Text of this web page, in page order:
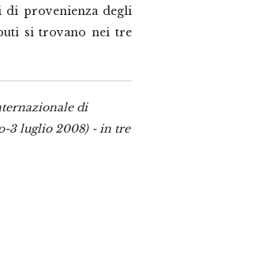
di provenienza degli
si trovano nei tre
di
3 luglio 2008) - in tre